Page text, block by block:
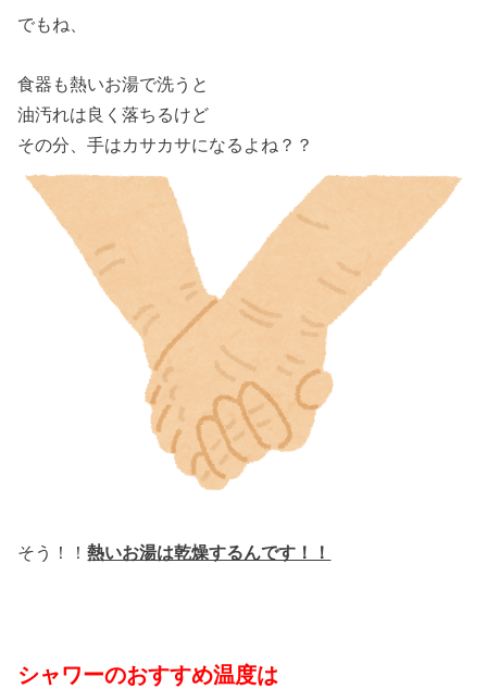
でもね、
食器も熱いお湯で洗うと
油汚れは良く落ちるけど
その分、手はカサカサになるよね？？
そう！！熱いお湯は乾燥するんです！！
シャワーのおすすめ温度は